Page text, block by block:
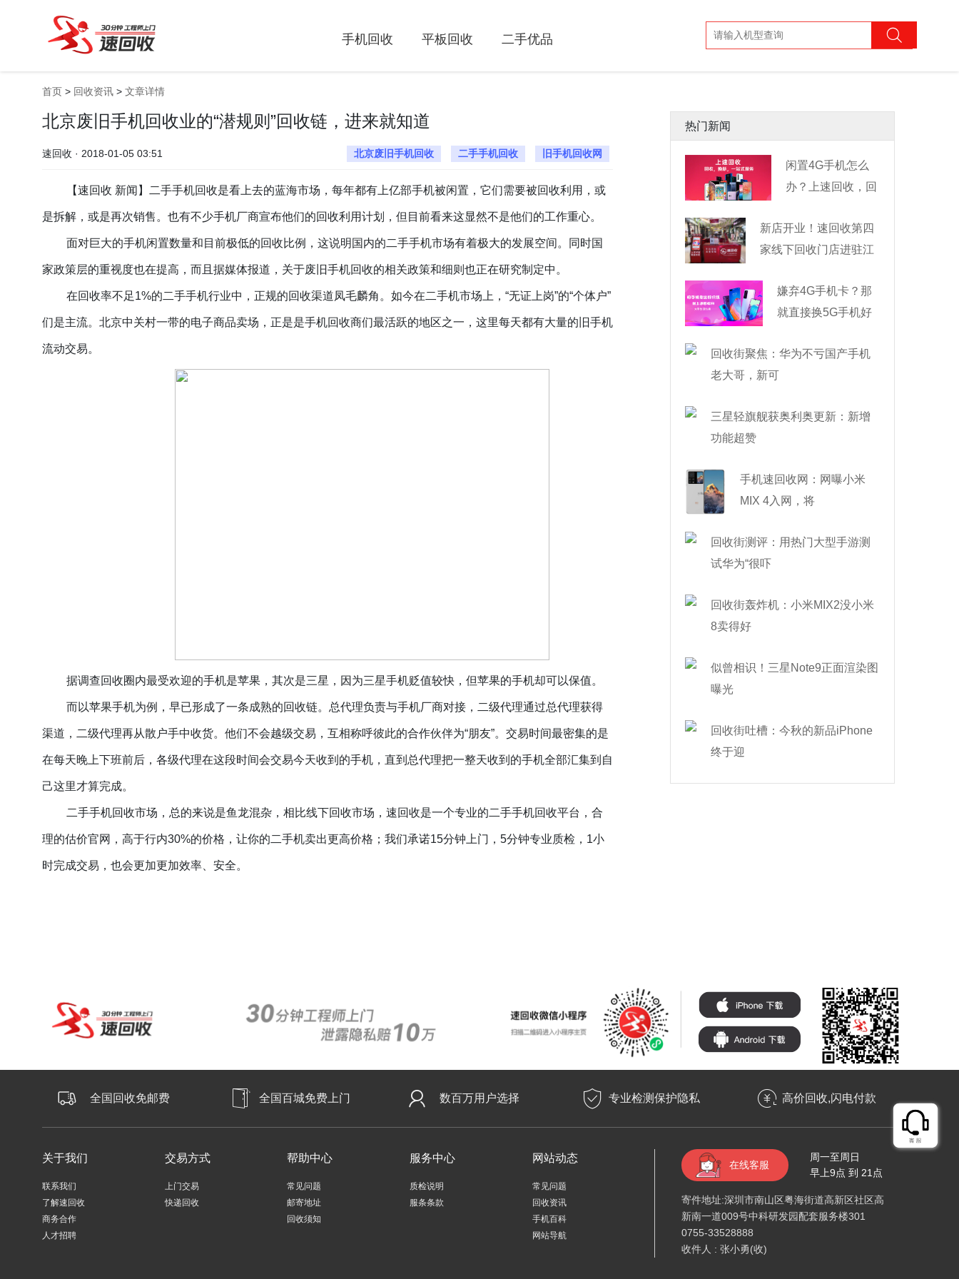
手机回收 平板回收 二手优品
首页 > 回收资讯 > 文章详情
北京废旧手机回收业的“潜规则”回收链，进来就知道
速回收 · 2018-01-05 03:51 北京废旧手机回收 二手手机回收 旧手机回收网
【速回收 新闻】二手手机回收是看上去的蓝海市场，每年都有上亿部手机被闲置，它们需要被回收利用，或
是拆解，或是再次销售。也有不少手机厂商宣布他们的回收利用计划，但目前看来这显然不是他们的工作重心。
面对巨大的手机闲置数量和目前极低的回收比例，这说明国内的二手手机市场有着极大的发展空间。同时国
家政策层的重视度也在提高，而且据媒体报道，关于废旧手机回收的相关政策和细则也正在研究制定中。
在回收率不足1%的二手手机行业中，正规的回收渠道凤毛麟角。如今在二手机市场上 ， “无证上岗”的“个体户”
们是主流。北京中关村一带的电子商品卖场，正是是手机回收商们最活跃的地区之一，这里每天都有大量的旧手机
流动交易。
据调查回收圈内最受欢迎的手机是苹果，其次是三星，因为三星手机贬值较快，但苹果的手机却可以保值。
而以苹果手机为例，早已形成了一条成熟的回收链。总代理负责与手机厂商对接，二级代理通过总代理获得
渠道，二级代理再从散户手中收货。他们不会越级交易，互相称呼彼此的合作伙伴为“朋友”。交易时间最密集的是
在每天晚上下班前后，各级代理在这段时间会交易今天收到的手机，直到总代理把一整天收到的手机全部汇集到自
己这里才算完成。
二手手机回收市场，总的来说是鱼龙混杂，相比线下回收市场，速回收是一个专业的二手手机回收平台，合
理的估价官网， 高于行内30%的价格，让你的二手机卖出更高价格；我们承诺15分钟上门， 5分钟专业质检， 1小
时完成交易，也会更加更加效率、安全。
热门新闻
闲置4G手机怎么
办？上速回收，回
新店开业！速回收第四
家线下回收门店进驻江
嫌弃4G手机卡？那
就直接换5G手机好
回收街聚焦：华为不亏国产手机
老大哥，新可
三星轻旗舰获奥利奥更新：新增
功能超赞
手机速回收网：网曝小米
MIX 4入网，将
回收街测评：用热门大型手游测
试华为“很吓
回收街轰炸机：小米MIX2没小米
8卖得好
似曾相识！三星Note9正面渲染图
曝光
回收街吐槽：今秋的新品iPhone
终于迎
全国回收免邮费 全国百城免费上门 数百万用户选择 专业检测保护隐私 高价回收,闪电付款
关于我们
联系我们
了解速回收
商务合作
人才招聘
交易方式
上门交易
快递回收
帮助中心
常见问题
邮寄地址
回收须知
服务中心
质检说明
服条条款
网站动态
常见问题
回收资讯
手机百科
网站导航
在线客服
周一至周日
早上9点 到 21点
寄件地址:深圳市南山区粤海街道高新区社区高
新南一道009号中科研发园配套服务楼301
0755-33528888
收件人 : 张小勇(收)